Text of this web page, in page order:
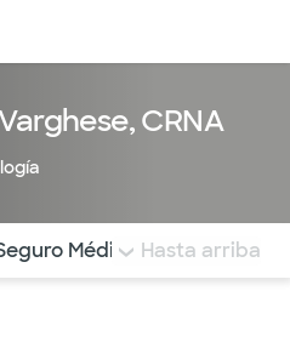
CRNA
saltar rápidamente a
Médico COMENTARIOS
Hasta arriba